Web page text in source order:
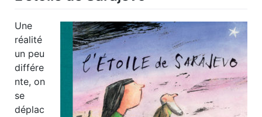
Une
réalité
un peu
différe
nte, on
se
déplac